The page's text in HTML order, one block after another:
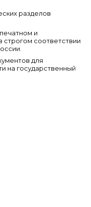
разделов
и
строгом соответствии
для
на государственный